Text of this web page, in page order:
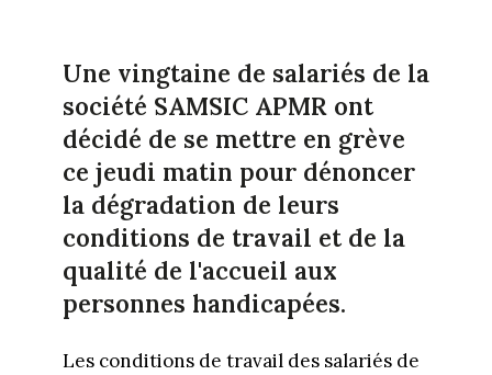
Une vingtaine de salariés de la
société SAMSIC APMR ont
décidé de se mettre en grève
ce jeudi matin pour dénoncer
la dégradation de leurs
conditions de travail et de la
qualité de l'accueil aux
personnes handicapées.
Les conditions de travail des salariés de